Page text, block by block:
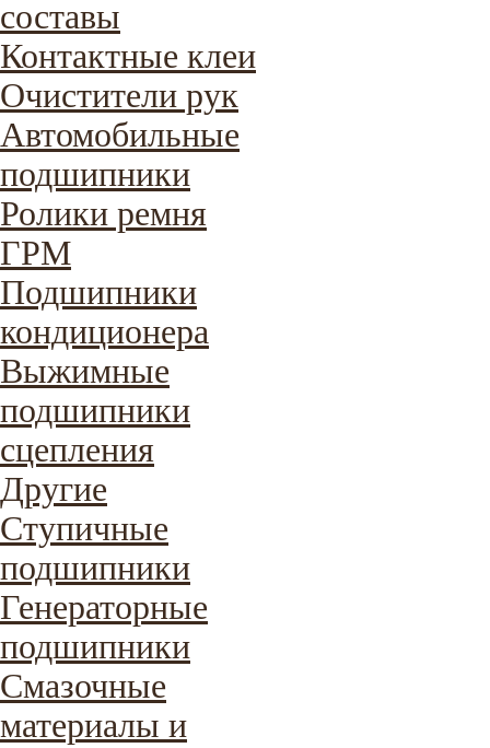
составы
Контактные клеи
Очистители рук
Автомобильные
подшипники
Ролики ремня
ГРМ
Подшипники
кондиционера
Выжимные
подшипники
сцепления
Другие
Ступичные
подшипники
Генераторные
подшипники
Смазочные
материалы и